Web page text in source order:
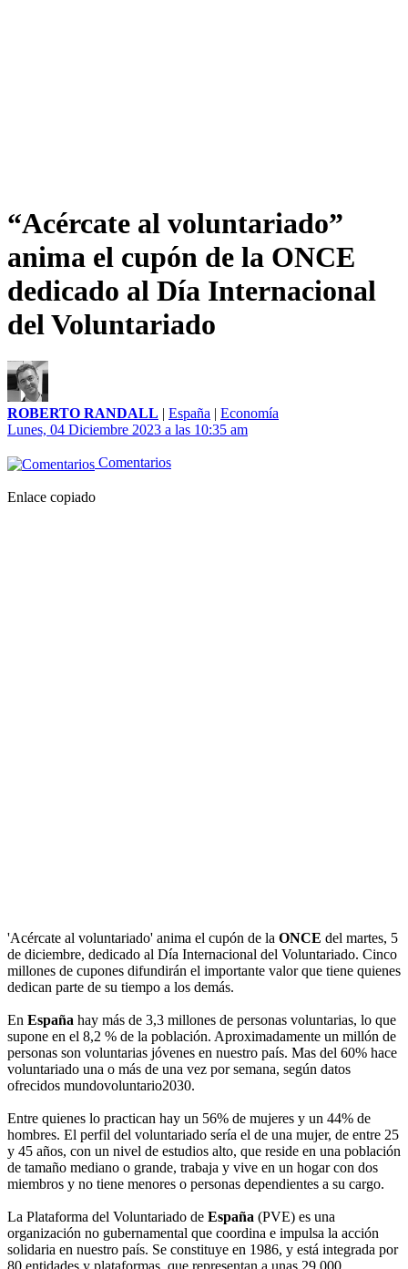
“Acércate al voluntariado”
anima el cupón de la ONCE
dedicado al Día Internacional
del Voluntariado
ROBERTO RANDALL | España | Economía
Lunes, 04 Diciembre 2023 a las 10:35 am
Comentarios
Enlace copiado
'Acércate al voluntariado' anima el cupón de la ONCE del martes, 5
de diciembre, dedicado al Día Internacional del Voluntariado. Cinco
millones de cupones difundirán el importante valor que tiene quienes
dedican parte de su tiempo a los demás.
En España hay más de 3,3 millones de personas voluntarias, lo que
supone en el 8,2 % de la población. Aproximadamente un millón de
personas son voluntarias jóvenes en nuestro país. Mas del 60% hace
voluntariado una o más de una vez por semana, según datos
ofrecidos mundovoluntario2030.
Entre quienes lo practican hay un 56% de mujeres y un 44% de
hombres. El perfil del voluntariado sería el de una mujer, de entre 25
y 45 años, con un nivel de estudios alto, que reside en una población
de tamaño mediano o grande, trabaja y vive en un hogar con dos
miembros y no tiene menores o personas dependientes a su cargo.
La Plataforma del Voluntariado de España (PVE) es una
organización no gubernamental que coordina e impulsa la acción
solidaria en nuestro país. Se constituye en 1986, y está integrada por
80 entidades y plataformas, que representan a unas 29.000